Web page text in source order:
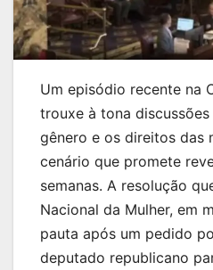
Um episódio recente na
trouxe à tona
gênero e os direitos das
cenário que promete
semanas. A resolução
Nacional da Mulher, em
pauta após um pedido
deputado republicano